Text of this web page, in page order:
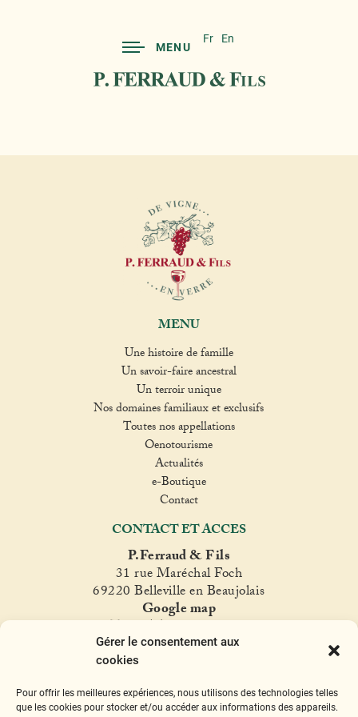
Gérer le consentement aux
cookies
Pour offrir les meilleures expériences, nous utilisons des technologies telles
que les cookies pour stocker et/ou accéder aux informations des appareils.
MENU
Fr En
MENU
Une histoire de famille
Un savoir-faire ancestral
Un terroir unique
Nos domaines familiaux et exclusifs
Toutes nos appellations
Oenotourisme
Actualités
e-Boutique
Contact
CONTACT ET ACCES
P.Ferraud & Fils
31 rue Maréchal Foch
69220 Belleville en Beaujolais
Google map
T. +33(0)4 74 06 47 60
ferraud@ferraud.com
Instagram
Facebook
Twitter
YouTube